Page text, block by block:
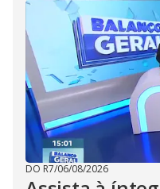
DO R7/06/08/2026